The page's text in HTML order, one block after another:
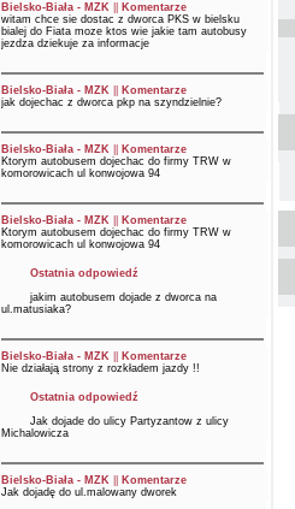
Bielsko-Biała - MZK||
Komentarze
witam chce sie dostac z dworca PKS w bielsku
bialej do Fiata moze ktos wie jakie tam autobusy
jezdza dziekuje za informacje
Bielsko-Biała - MZK||
Komentarze
jak dojechac z dworca pkp na szyndzielnie?
Bielsko-Biała - MZK||
Komentarze
Ktorym autobusem dojechac do firmy TRW w
komorowicach ul konwojowa 94
Bielsko-Biała - MZK||
Komentarze
Ktorym autobusem dojechac do firmy TRW w
komorowicach ul konwojowa 94
Ostatnia odpowiedź
jakim autobusem dojade z dworca na
ul.matusiaka?
Bielsko-Biała - MZK||
Komentarze
Nie działają strony z rozkładem jazdy !!
Ostatnia odpowiedź
Jak dojade do ulicy Partyzantow z ulicy
Michalowicza
Bielsko-Biała - MZK||
Komentarze
Jak dojadę do ul.malowany dworek